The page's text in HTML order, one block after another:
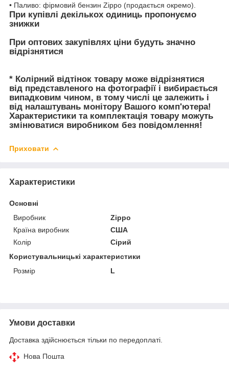
• Паливо: фірмовий бензин Zippo (продається окремо).
При купівлі декількох одиниць пропонуємо
знижки
При оптових закупівлях ціни будуть значно
відрізнятися
* Колірний відтінок товару може відрізнятися
від представленого на фотографії і вибирається
випадковим чином, в тому числі це залежить і
від налаштувань монітору Вашого комп'ютера!
Характеристики та комплектація товару можуть
змінюватися виробником без повідомлення!
Приховати
Характеристики
Основні
Виробник
Zippo
Країна виробник
США
Колір
Сірий
Користувальницькі характеристики
Розмір
L
Умови доставки
Доставка здійснюється тільки по передоплаті.
Нова Пошта